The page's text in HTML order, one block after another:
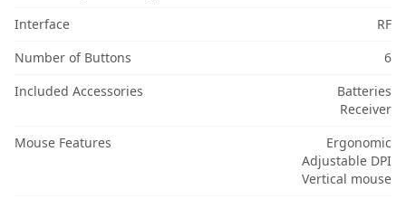
Interface
RF
Number of Buttons
6
Included Accessories
Batteries
Receiver
Mouse Features
Ergonomic
Adjustable DPI
Vertical mouse